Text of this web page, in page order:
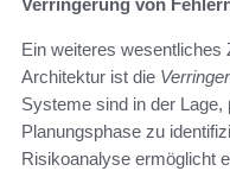
Verringerung von
Ein weiteres wesentliches
Architektur ist die
Systeme sind in der
Planungsphase zu
Risikoanalyse ermöglicht